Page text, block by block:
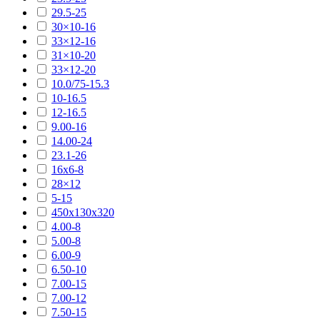
29.5-25
30×10-16
33×12-16
31×10-20
33×12-20
10.0/75-15.3
10-16.5
12-16.5
9.00-16
14.00-24
23.1-26
16х6-8
28×12
5-15
450х130х320
4.00-8
5.00-8
6.00-9
6.50-10
7.00-15
7.00-12
7.50-15